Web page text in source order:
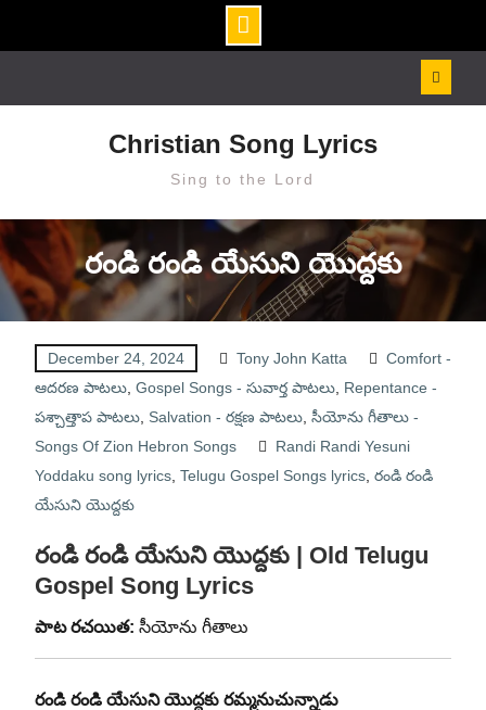
Christian Song Lyrics
Sing to the Lord
రండి రండి యేసుని యొద్దకు
December 24, 2024 Tony John Katta
Comfort -
ఆదరణ పాటలు, Gospel Songs - సువార్త పాటలు, Repentance -
పశ్చాత్తాప పాటలు, Salvation - రక్షణ పాటలు, సీయోను గీతాలు -
Songs Of Zion Hebron Songs
Randi Randi Yesuni
Yoddaku song lyrics, Telugu Gospel Songs lyrics, రండి రండి
యేసుని యొద్దకు
రండి రండి యేసుని యొద్దకు | Old Telugu
Gospel Song Lyrics
పాట రచయిత: సీయోను గీతాలు
రండి రండి యేసుని యొద్దకు రమ్మనుచున్నాడు